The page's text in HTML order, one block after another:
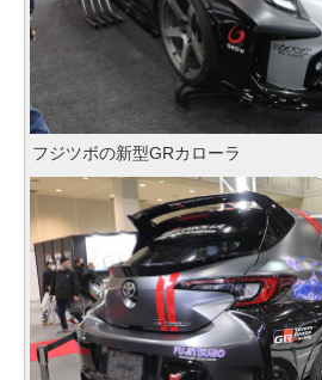
フジツボの新型GRカローラ